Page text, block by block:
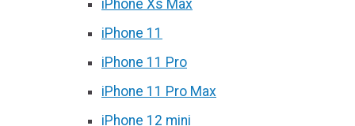
iPhone Xs Max
iPhone 11
iPhone 11 Pro
iPhone 11 Pro Max
iPhone 12 mini